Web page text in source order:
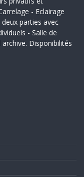
- Eclairage
parties avec
- Salle de
Disponibilités